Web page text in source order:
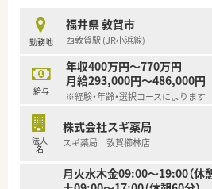
■充実した研修制度、人事制度、評
があるのも特徴です
勤務地
福井県 敦賀市
西敦賀駅 (JR小浜線)
給与
年収400万円～770万円
月給293,000円～486,000円
※経験・年齢・選択コースによります
法人
名
株式会社スギ薬局
スギ薬局 敦賀櫛林店
月火水木金09:00～19:00（休